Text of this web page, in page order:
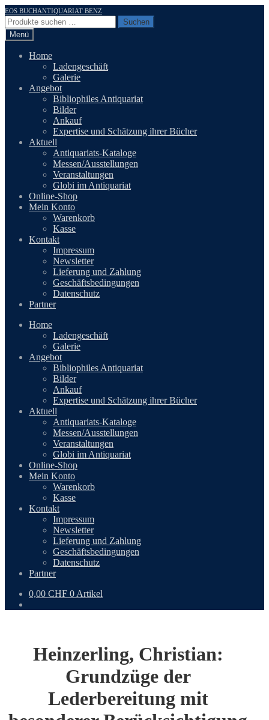
Zur
Navigation
springen
Zum
Inhalt
springen
EOS BUCHANTIQUARIAT BENZ
Suchen
nach:
Suchen
Menü
Home
Ladengeschäft
Galerie
Angebot
Bibliophiles Antiquariat
Bilder
Ankauf
Expertise und Schätzung ihrer Bücher
Aktuell
Antiquariats-Kataloge
Messen/Ausstellungen
Veranstaltungen
Globi im Antiquariat
Online-Shop
Mein Konto
Warenkorb
Kasse
Kontakt
Impressum
Newsletter
Lieferung und Zahlung
Geschäftsbedingungen
Datenschutz
Partner
Home
Ladengeschäft
Galerie
Angebot
Bibliophiles Antiquariat
Bilder
Ankauf
Expertise und Schätzung ihrer Bücher
Aktuell
Antiquariats-Kataloge
Messen/Ausstellungen
Veranstaltungen
Globi im Antiquariat
Online-Shop
Mein Konto
Warenkorb
Kasse
Kontakt
Impressum
Newsletter
Lieferung und Zahlung
Geschäftsbedingungen
Datenschutz
Partner
0,00 CHF 0 Artikel
Heinzerling, Christian:
Grundzüge der
Lederbereitung mit